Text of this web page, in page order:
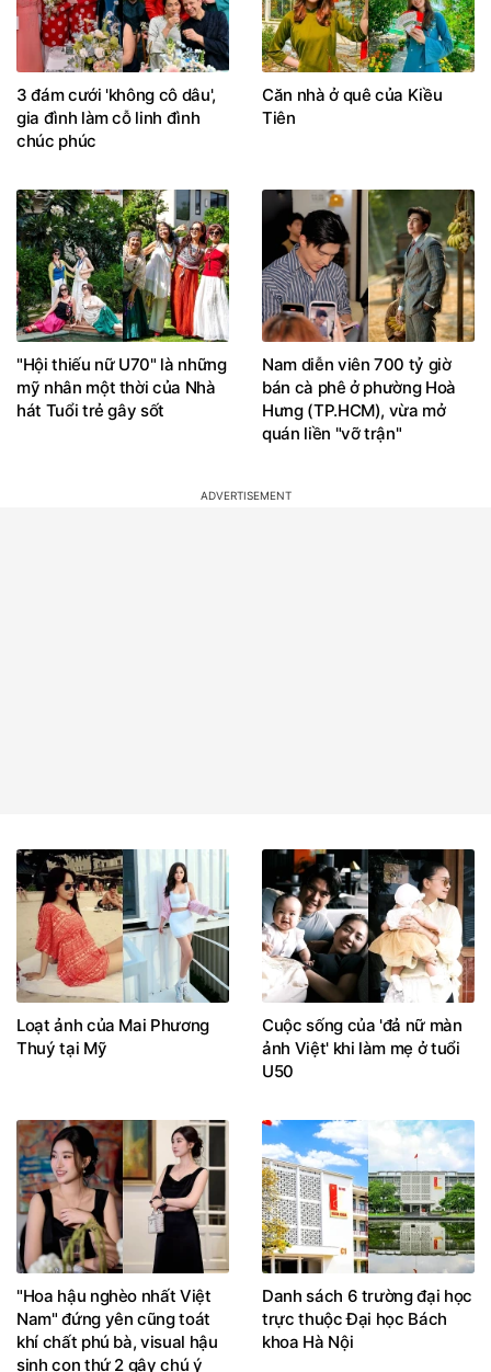
3 đám cưới 'không cô dâu',
gia đình làm cỗ linh đình
chúc phúc
Căn nhà ở quê của Kiều
Tiên
"Hội thiếu nữ U70" là những
mỹ nhân một thời của Nhà
hát Tuổi trẻ gây sốt
Nam diễn viên 700 tỷ giờ
bán cà phê ở phường Hoà
Hưng (TP.HCM), vừa mở
quán liền "vỡ trận"
Loạt ảnh của Mai Phương
Thuý tại Mỹ
Cuộc sống của 'đả nữ màn
ảnh Việt' khi làm mẹ ở tuổi
U50
"Hoa hậu nghèo nhất Việt
Nam" đứng yên cũng toát
khí chất phú bà, visual hậu
sinh con thứ 2 gây chú ý
Danh sách 6 trường đại học
trực thuộc Đại học Bách
khoa Hà Nội